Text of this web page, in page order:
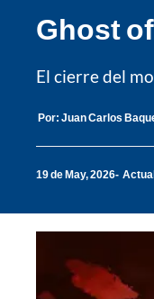
Ghost
El cierre del
Por: Juan Carlos
19 de May, 2026